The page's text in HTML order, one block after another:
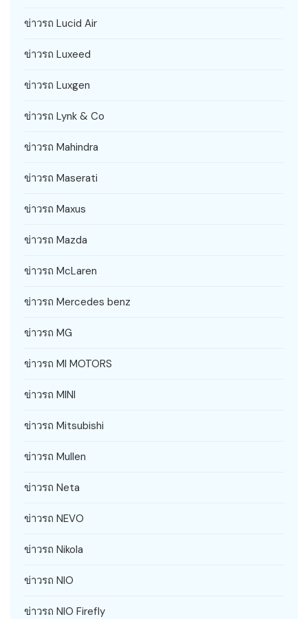
ข่าวรถ Lucid Air
ข่าวรถ Luxeed
ข่าวรถ Luxgen
ข่าวรถ Lynk & Co
ข่าวรถ Mahindra
ข่าวรถ Maserati
ข่าวรถ Maxus
ข่าวรถ Mazda
ข่าวรถ McLaren
ข่าวรถ Mercedes benz
ข่าวรถ MG
ข่าวรถ MI MOTORS
ข่าวรถ MINI
ข่าวรถ Mitsubishi
ข่าวรถ Mullen
ข่าวรถ Neta
ข่าวรถ NEVO
ข่าวรถ Nikola
ข่าวรถ NIO
ข่าวรถ NIO Firefly